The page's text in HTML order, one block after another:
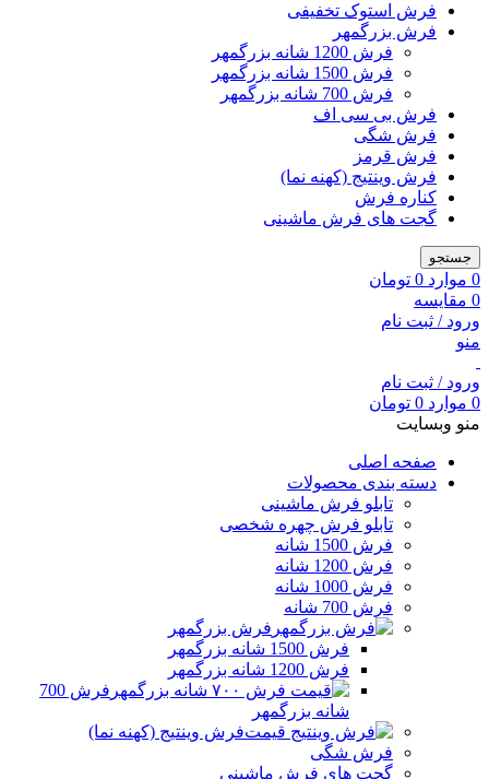
فرش استوک تخفیفی
فرش بزرگمهر
فرش 1200 شانه بزرگمهر
فرش 1500 شانه بزرگمهر
فرش 700 شانه بزرگمهر
فرش بی سی اف
فرش شگی
فرش قرمز
فرش وینتیج (کهنه نما)
کناره فرش
گجت های فرش ماشینی
جستجو
0 موارد 0 تومان
0 مقایسه
ورود / ثبت نام
منو
ورود / ثبت نام
0 موارد 0 تومان
منو وبسایت
صفحه اصلی
دسته بندی محصولات
تابلو فرش ماشینی
تابلو فرش چهره شخصی
فرش 1500 شانه
فرش 1200 شانه
فرش 1000 شانه
فرش 700 شانه
فرش بزرگمهر
فرش 1500 شانه بزرگمهر
فرش 1200 شانه بزرگمهر
فرش 700
شانه بزرگمهر
فرش وینتیج (کهنه نما)
فرش شگی
گجت های فرش ماشینی